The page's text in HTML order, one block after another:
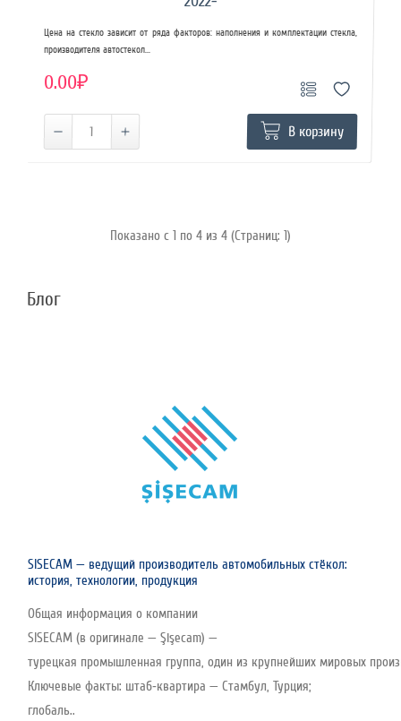
Цена на стекло зависит от ряда факторов: наполнения и комплектации стекла,
производителя автостекол...
0.00₽
В корзину
Показано с 1 по 4 из 4 (Страниц: 1)
Блог
SISECAM — ведущий производитель автомобильных стёкол:
история, технологии, продукция
Общая информация о компании
SISECAM (в оригинале — Şişecam) —
турецкая промышленная группа, один из крупнейших мировых
Ключевые факты: штаб‑квартира — Стамбул, Турция;
глобаль..